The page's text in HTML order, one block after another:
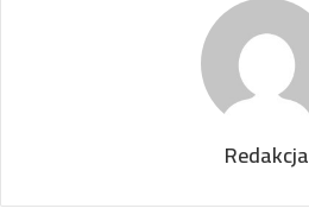
Redakcja